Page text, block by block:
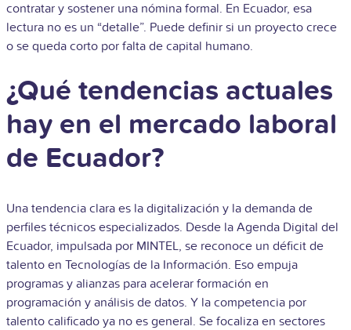
contratar y sostener una nómina formal. En Ecuador, esa
lectura no es un “detalle”. Puede definir si un proyecto crece
o se queda corto por falta de capital humano.
¿Qué tendencias actuales
hay en el mercado laboral
de Ecuador?
Una tendencia clara es la digitalización y la demanda de
perfiles técnicos especializados. Desde la Agenda Digital del
Ecuador, impulsada por MINTEL, se reconoce un déficit de
talento en Tecnologías de la Información. Eso empuja
programas y alianzas para acelerar formación en
programación y análisis de datos. Y la competencia por
talento calificado ya no es general. Se focaliza en sectores